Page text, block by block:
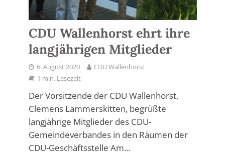
CDU Wallenhorst ehrt ihre
langjährigen Mitglieder
6. August 2020
CDU Wallenhorst
1 min. Lesezeit
Der Vorsitzende der CDU Wallenhorst,
Clemens Lammerskitten, begrüßte
langjährige Mitglieder des CDU-
Gemeindeverbandes in den Räumen der
CDU-Geschäftsstelle Am...